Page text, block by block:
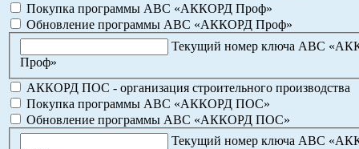
Покупка программы АВС «АККОРД Проф»
Обновление программы АВС «АККОРД Проф»
Текущий номер ключа АВС
Проф»
АККОРД ПОС - организация строительного производства
Покупка программы АВС «АККОРД ПОС»
Обновление программы АВС «АККОРД ПОС»
Текущий номер ключа АВС